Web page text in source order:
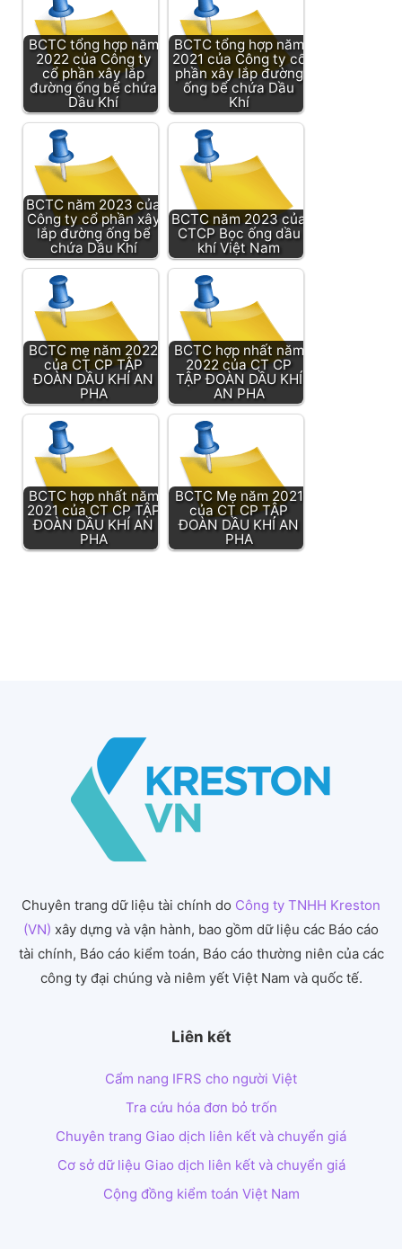
BCTC tổng hợp năm
2022 của Công ty
cổ phần xây lắp
đường ống bể chứa
Dầu Khí
BCTC tổng hợp năm
2021 của Công ty cổ
phần xây lắp đường
ống bể chứa Dầu
Khí
BCTC năm 2023 của
Công ty cổ phần xây
lắp đường ống bể
chứa Dầu Khí
BCTC năm 2023 của
CTCP Bọc ống dầu
khí Việt Nam
BCTC mẹ năm 2022
của CT CP TẬP
ĐOÀN DẦU KHÍ AN
PHA
BCTC hợp nhất năm
2022 của CT CP
TẬP ĐOÀN DẦU KHÍ
AN PHA
BCTC hợp nhất năm
2021 của CT CP TẬP
ĐOÀN DẦU KHÍ AN
PHA
BCTC Mẹ năm 2021
của CT CP TẬP
ĐOÀN DẦU KHÍ AN
PHA
Chuyên trang dữ liệu tài chính do Công ty TNHH Kreston
(VN) xây dựng và vận hành, bao gồm dữ liệu các Báo cáo
tài chính, Báo cáo kiểm toán, Báo cáo thường niên của các
công ty đại chúng và niêm yết Việt Nam và quốc tế.
Liên kết
Cẩm nang IFRS cho người Việt
Tra cứu hóa đơn bỏ trốn
Chuyên trang Giao dịch liên kết và chuyển giá
Cơ sở dữ liệu Giao dịch liên kết và chuyển giá
Cộng đồng kiểm toán Việt Nam